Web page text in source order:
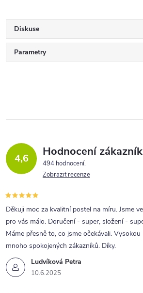
Diskuse
Parametry
4,6 Hodnocení
494 hodnocení
Zobrazit recenze
Ludvíková Petra
10.6.2025
Děkuji moc za kvalitní postel na míru. Jsme
pro vás málo. Doručení - super, složení -
Máme přesně to, co jsme očekávali.
mnoho spokojených zákazníků. Díky.